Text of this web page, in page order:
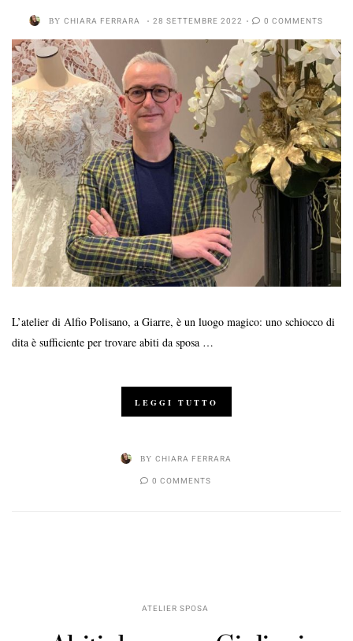
BY CHIARA FERRARA 28 SETTEMBRE 2022 0 COMMENTS
L’atelier di Alfio Polisano, a Giarre, è un luogo magico: uno schiocco di
dita è sufficiente per trovare abiti da sposa …
LEGGI TUTTO
BY CHIARA FERRARA
0 COMMENTS
ATELIER SPOSA